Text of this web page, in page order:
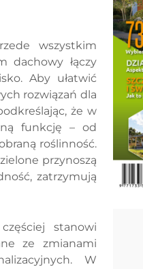
wszystkim
dachowy łączy
Aby ułatwić
rozwiązań dla
że w
funkcję – od
roślinność.
przynoszą
zatrzymują
stanowi
ze zmianami
W